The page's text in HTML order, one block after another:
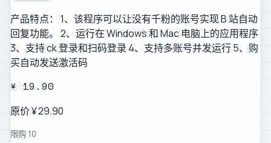
产品特点： 1、该程序可以让没有千粉的账号实现 B 站自动
回复功能。 2、运行在 Windows 和 Mac 电脑上的应用程序
3、支持 ck 登录和扫码登录 4、支持多账号并发运行 5、购
买自动发送激活码
¥ 19.90
原价 ¥29.90
限购 10